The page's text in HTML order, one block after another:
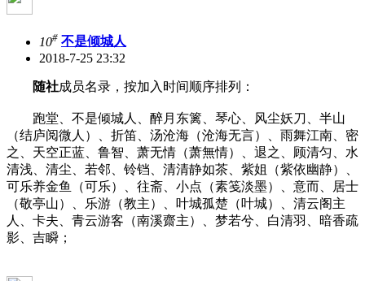
10# 不是倾城人
2018-7-25 23:32
随社成员名录，按加入时间顺序排列：
跑堂、不是倾城人、醉月东篱、琴心、风尘妖刀、半山
（结庐阅微人）、折笛、汤沧海（沧海无言）、雨舞江南、密
之、天空正蓝、鲁智、萧无情（萧無情）、退之、顾清匀、水
清浅、清尘、若邻、铃铛、清清静如茶、紫姐（紫依幽静）、
可乐养金鱼（可乐）、往斋、小点（素笺淡墨）、意而、居士
（敬亭山）、乐游（教主）、叶城孤楚（叶城）、清云阁主
人、卡夫、青云游客（南溪齋主）、梦若兮、白清羽、暗香疏
影、吉瞬；